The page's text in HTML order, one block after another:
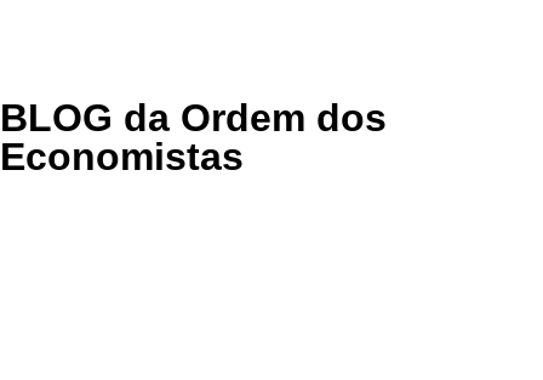
BLOG da Ordem dos
Economistas